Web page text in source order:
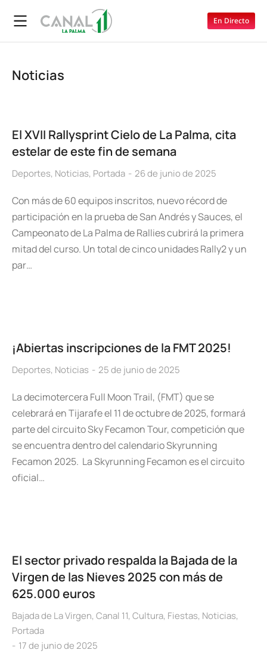
En Directo
Noticias
El XVII Rallysprint Cielo de La Palma, cita
estelar de este fin de semana
Deportes, Noticias, Portada 26 de junio de 2025
Con más de 60 equipos inscritos, nuevo récord de
participación en la prueba de San Andrés y Sauces, el
Campeonato de La Palma de Rallies cubrirá la primera
mitad del curso. Un total de cinco unidades Rally2 y un
par…
¡Abiertas inscripciones de la FMT 2025!
Deportes, Noticias 25 de junio de 2025
La decimotercera Full Moon Trail, (FMT) que se
celebrará en Tijarafe el 11 de octubre de 2025, formará
parte del circuito Sky Fecamon Tour, competición que
se encuentra dentro del calendario Skyrunning
Fecamon 2025. La Skyrunning Fecamon es el circuito
oficial…
El sector privado respalda la Bajada de la
Virgen de las Nieves 2025 con más de
625.000 euros
Bajada de La Virgen, Canal 11, Cultura, Fiestas, Noticias,
Portada
17 de junio de 2025